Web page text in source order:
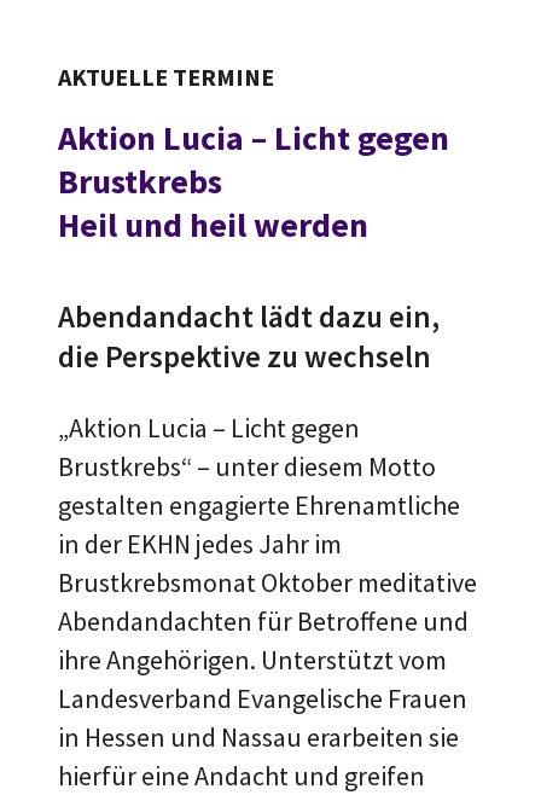
AKTUELLE TERMINE
Aktion Lucia – Licht gegen
Brustkrebs
Heil und heil werden
Abendandacht lädt dazu ein,
die Perspektive zu wechseln
„Aktion Lucia – Licht gegen
Brustkrebs“ – unter diesem Motto
gestalten engagierte Ehrenamtliche
in der EKHN jedes Jahr im
Brustkrebsmonat Oktober meditative
Abendandachten für Betroffene und
ihre Angehörigen. Unterstützt vom
Landesverband Evangelische Frauen
in Hessen und Nassau erarbeiten sie
hierfür eine Andacht und greifen